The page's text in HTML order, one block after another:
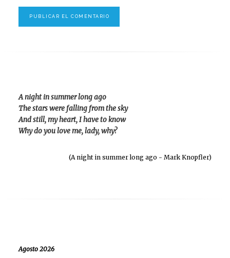
A night in summer long ago
The stars were falling from the sky
And still, my heart, I have to know
Why do you love me, lady, why?
(A night in summer long ago - Mark Knopfler)
Agosto 2026